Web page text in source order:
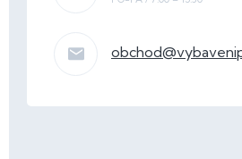
obchod@